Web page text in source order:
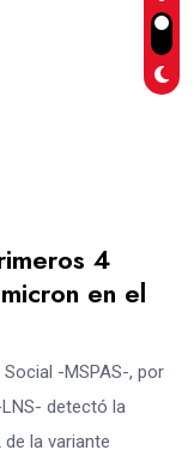
4
en el
-MSPAS-, por
detectó la
la variante